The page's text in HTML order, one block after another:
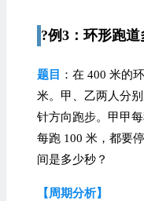
?例3：环形跑
题目
：在 400 米的
米。甲、乙两人分
针方向跑步。甲甲
每跑 100 米，都要
间是多少秒？
【周期分析】